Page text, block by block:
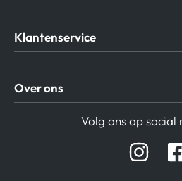
Klantenservice
Privacy beleid
Verzending / Retour
Over ons
Hifi winkel Raamsdonksveer
Volg ons op social